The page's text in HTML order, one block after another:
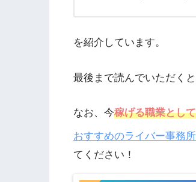
を紹介しています。
最後まで読んでいただく
なお、今稼げる職業とし
おすすめのライバー事務
てください！